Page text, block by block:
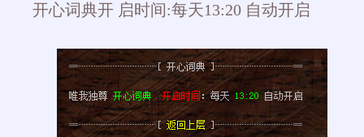
开心词典开 启时间:每天13:20 自动开启